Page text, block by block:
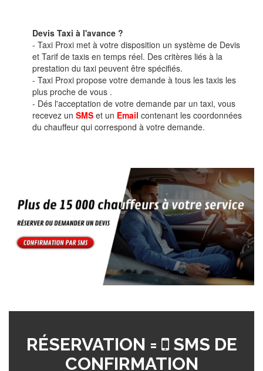
Devis Taxi à l'avance ?
- Taxi Proxi met à votre disposition un système de Devis
et Tarif de taxis en temps réel. Des critères liés à la
prestation du taxi peuvent être spécifiés.
- Taxi Proxi propose votre demande à tous les taxis les
plus proche de vous .
- Dés l'acceptation de votre demande par un taxi, vous
recevez un SMS et un Email contenant les coordonnées
du chauffeur qui correspond à votre demande.
RÉSERVATION =
SMS DE
CONFIRMATION